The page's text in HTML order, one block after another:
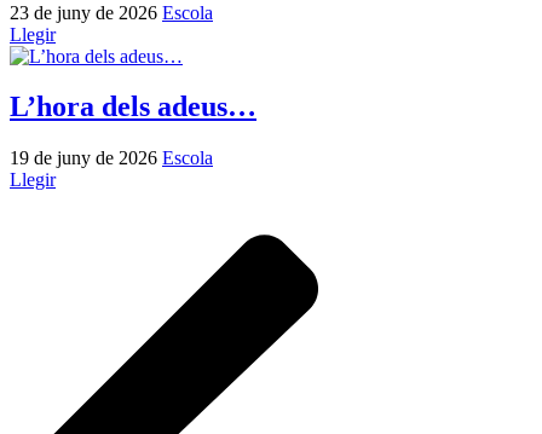
23 de juny de 2026 Escola
Llegir
L’hora dels adeus…
19 de juny de 2026 Escola
Llegir